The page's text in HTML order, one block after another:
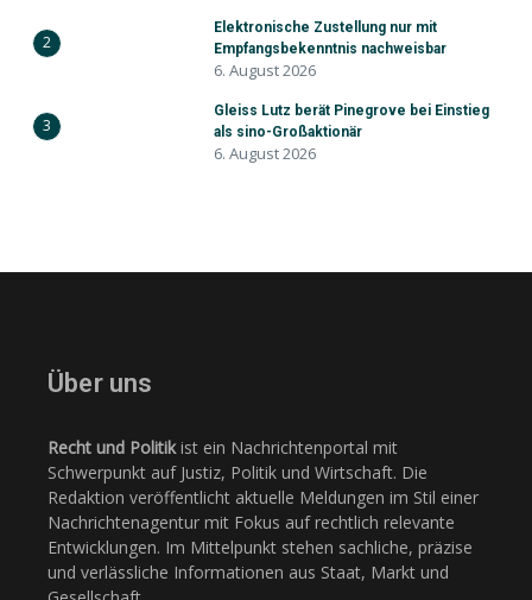
2
Elektronische Zustellung nur mit
Empfangsbekenntnis nachweisbar
6. August 2026
3
Gleiss Lutz berät Pinegrove bei Einstieg
als sino-Großaktionär
6. August 2026
Über uns
Recht und Politikist ein Nachrichtenportal mit
Schwerpunkt auf Justiz, Politik und Wirtschaft. Die
Redaktion veröffentlicht aktuelle Meldungen im Stil einer
Nachrichtenagentur mit Fokus auf rechtlich relevante
Entwicklungen. Im Mittelpunkt stehen sachliche, präzise
und verlässliche Informationen aus Staat, Markt und